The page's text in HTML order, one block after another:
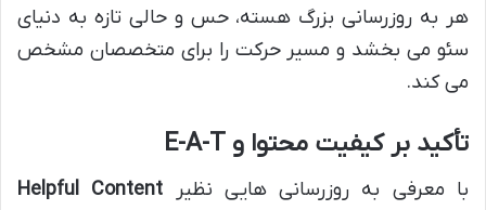
هر به روزرسانی بزرگ هسته، حس و حالی تازه به دنیای
سئو می بخشد و مسیر حرکت را برای متخصصان مشخص
می کند.
تأکید بر کیفیت محتوا و E-A-T
با معرفی به روزرسانی هایی نظیر Helpful Content